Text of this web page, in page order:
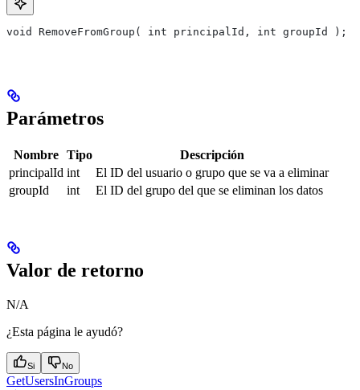
void RemoveFromGroup( int principalId, int groupId );
Parámetros
Nombre Tipo
Descripción
principalId int
El ID del usuario o grupo que se va a eliminar
groupId
int El ID del grupo del que se eliminan los datos
Valor de retorno
N/A
¿Esta página le ayudó?
Si No
GetUsersInGroups